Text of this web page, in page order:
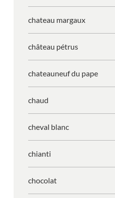
chateau margaux
château pétrus
chateauneuf du pape
chaud
cheval blanc
chianti
chocolat